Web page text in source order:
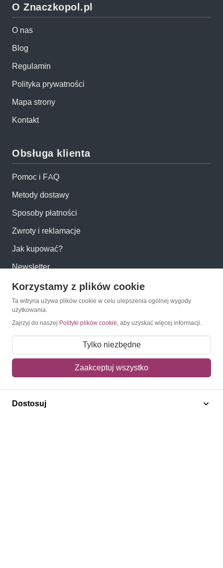
O Znaczkopol.pl
O nas
Blog
Regulamin
Polityka prywatności
Mapa strony
Kontakt
Obsługa klienta
Pomoc i FAQ
Metody dostawy
Sposoby płatności
Zwroty i reklamacje
Jak kupować?
Newsletter
Konto
Moje konto
Mój koszyk
Adres dostawy
Polecamy
Korzystamy z plików cookie
Ta witryna używa plików cookie w celu ulepszenia ogólnej wygody
użytkowania.
Zajrzyj do naszej Polityki plików cookie, aby uzyskać więcej informacji.
Tylko niezbędne
Zaakceptuj wszystko
Dostosuj